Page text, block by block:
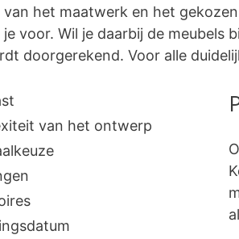
het maatwerk en het
je voor. Wil je daarbij de
doorgerekend. Voor alle
van het ontwerp